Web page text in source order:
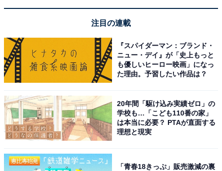
注目の連載
『スパイダーマン：ブランド・
ニュー・デイ』が「史上もっと
も優しいヒーロー映画」になっ
た理由。予習したい作品は？
20年間「駆け込み実績ゼロ」の
学校も…「こども110番の家」
は本当に必要？ PTAが直面する
理想と現実
「青春18きっぷ」販売激減の裏